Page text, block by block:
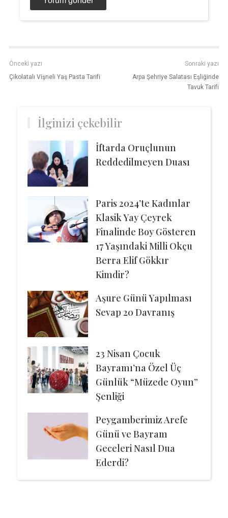
Önceki yazı
Çikolatalı Vişneli Yaş Pasta Tarifi
Sonraki yazı
Arpa Şehriye Salatası Eşliğinde
Tavuk Tarifi
İlginizi çekebilir
İftarda Oruçlunun
Reddedilmeyen Duası
Paris 2024’te Kadınlar
Klasik Yay Çeyrek
Finalinde Boy Gösteren
17 Yaşındaki Milli Okçu
Berra Elif Gökkır
Kimdir?
Aşure Günü Yapılması
Sevap 20 Davranış
23 Nisan Çocuk
Bayramı’na Özel Üç
Günlük “Müzede Oyun”
Şenliği
Peygamberimiz Arefe
Günü ve Bayram
Geceleri Nasıl Dua
Ederdi?